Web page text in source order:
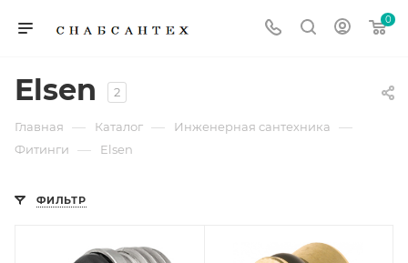
0
Elsen 2
Главная — Каталог — Инженерная сантехника —
Фитинги — Elsen
ФИЛЬТР